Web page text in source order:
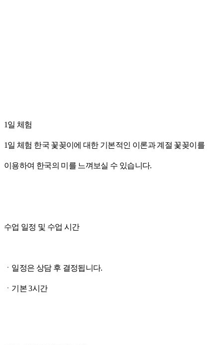
1일 체험
1일 체험 한국 꽃꽂이에 대한 기본적인 이론과 계절 꽃꽂이를
이용하여 한국의 미를 느껴보실 수 있습니다.
수업 일정 및 수업 시간
ㆍ일정은 상담 후 결정됩니다.
ㆍ기본 3시간